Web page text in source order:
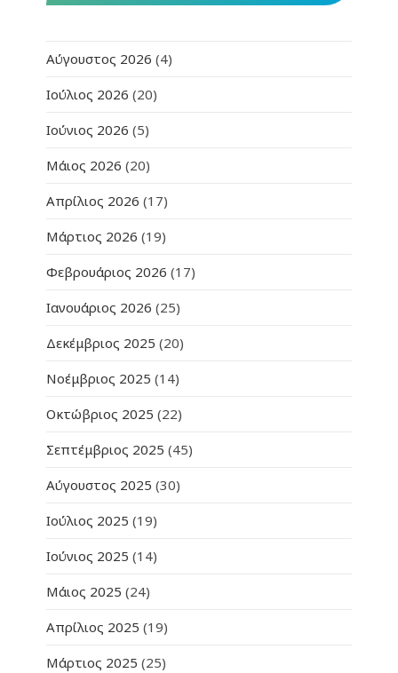
Αύγουστος 2026 (4)
Ιούλιος 2026 (20)
Ιούνιος 2026 (5)
Μάιος 2026 (20)
Απρίλιος 2026 (17)
Μάρτιος 2026 (19)
Φεβρουάριος 2026 (17)
Ιανουάριος 2026 (25)
Δεκέμβριος 2025 (20)
Νοέμβριος 2025 (14)
Οκτώβριος 2025 (22)
Σεπτέμβριος 2025 (45)
Αύγουστος 2025 (30)
Ιούλιος 2025 (19)
Ιούνιος 2025 (14)
Μάιος 2025 (24)
Απρίλιος 2025 (19)
Μάρτιος 2025 (25)